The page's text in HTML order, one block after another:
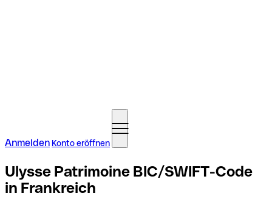
Anmelden Konto eröffnen
Ulysse Patrimoine BIC/SWIFT-Code
in Frankreich